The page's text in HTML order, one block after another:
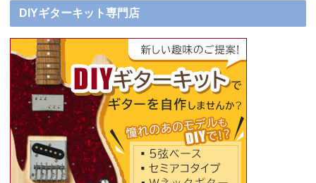
DIYギターキット専門店